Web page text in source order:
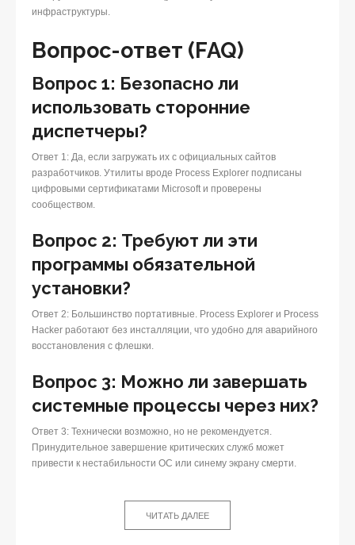
инфраструктуры.
Вопрос-ответ (FAQ)
Вопрос 1: Безопасно ли
использовать сторонние
диспетчеры?
Ответ 1: Да, если загружать их с официальных сайтов
разработчиков. Утилиты вроде Process Explorer подписаны
цифровыми сертификатами Microsoft и проверены
сообществом.
Вопрос 2: Требуют ли эти
программы обязательной
установки?
Ответ 2: Большинство портативные. Process Explorer и Process
Hacker работают без инсталляции, что удобно для аварийного
восстановления с флешки.
Вопрос 3: Можно ли завершать
системные процессы через них?
Ответ 3: Технически возможно, но не рекомендуется.
Принудительное завершение критических служб может
привести к нестабильности ОС или синему экрану смерти.
ЧИТАТЬ ДАЛЕЕ